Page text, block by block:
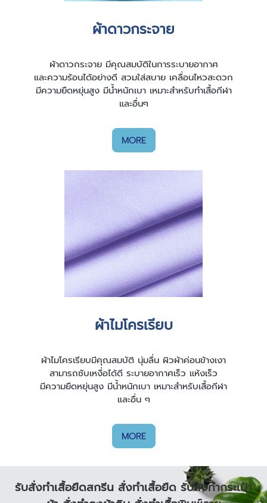
ผ้าดาวกระจาย
ผ้าดาวกระจาย มีคุณสมบัติในการระบายอากาศ
และความร้อนได้อย่างดี สวมใส่สบาย เคลื่อนไหวสะดวก
มีความยืดหยุ่นสูง มีน้ำหนักเบา เหมาะสำหรับทำเสื้อกีฬา
และอื่นๆ
MORE
ผ้าไมโครเรียบ
ผ้าไมโครเรียบมีคุณสมบัติ นุ่มลื่น ผิวผ้าค่อนข้างเงา
สามารถซับเหงื่อได้ดี ระบายอากาศเร็ว แห้งเร็ว
มีความยืดหยุ่นสูง มีน้ำหนักเบา เหมาะสำหรับเสื้อกีฬา
และอื่น ๆ
MORE
รับสั่งทําเสื้อยืดสกรีน สั่งทำเสื้อยืด รับสั่งทำกระเป๋า